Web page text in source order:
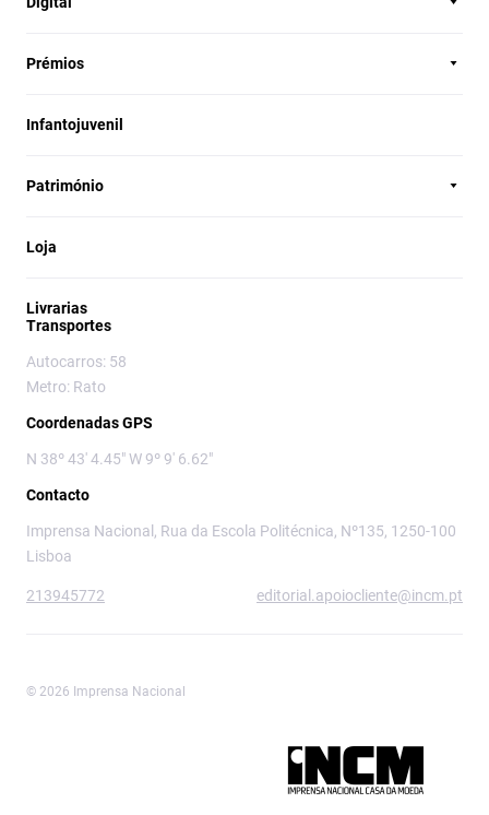
Prémios
Infantojuvenil
Património
Loja
Livrarias
Transportes
Autocarros: 58
Metro: Rato
Coordenadas GPS
N 38º 43' 4.45" W 9º 9' 6.62"
Contacto
Imprensa Nacional, Rua da Escola Politécnica, Nº135, 1250-100
Lisboa
213945772 editorial.apoiocliente@incm.pt
© 2026 Imprensa Nacional